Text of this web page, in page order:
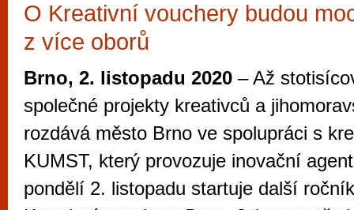
O Kreativní vouchery budou
z více oborů
Brno, 2. listopadu 2020 – Až
společné projekty kreativců a
rozdává město Brno ve spolupráci s
KUMST, který provozuje inovační
pondělí 2. listopadu startuje další
Průvodce
Brno je
zajímavé
restaurace,
Mimo jiné je ale také místem, kde si
vyzkoušet různé kasinové hry. V
metropoli naleznete širokou nabídku her